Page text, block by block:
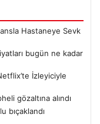
Hastaneye Sevk
bugün ne kadar
İzleyiciyle
gözaltına alındı
bıçaklandı